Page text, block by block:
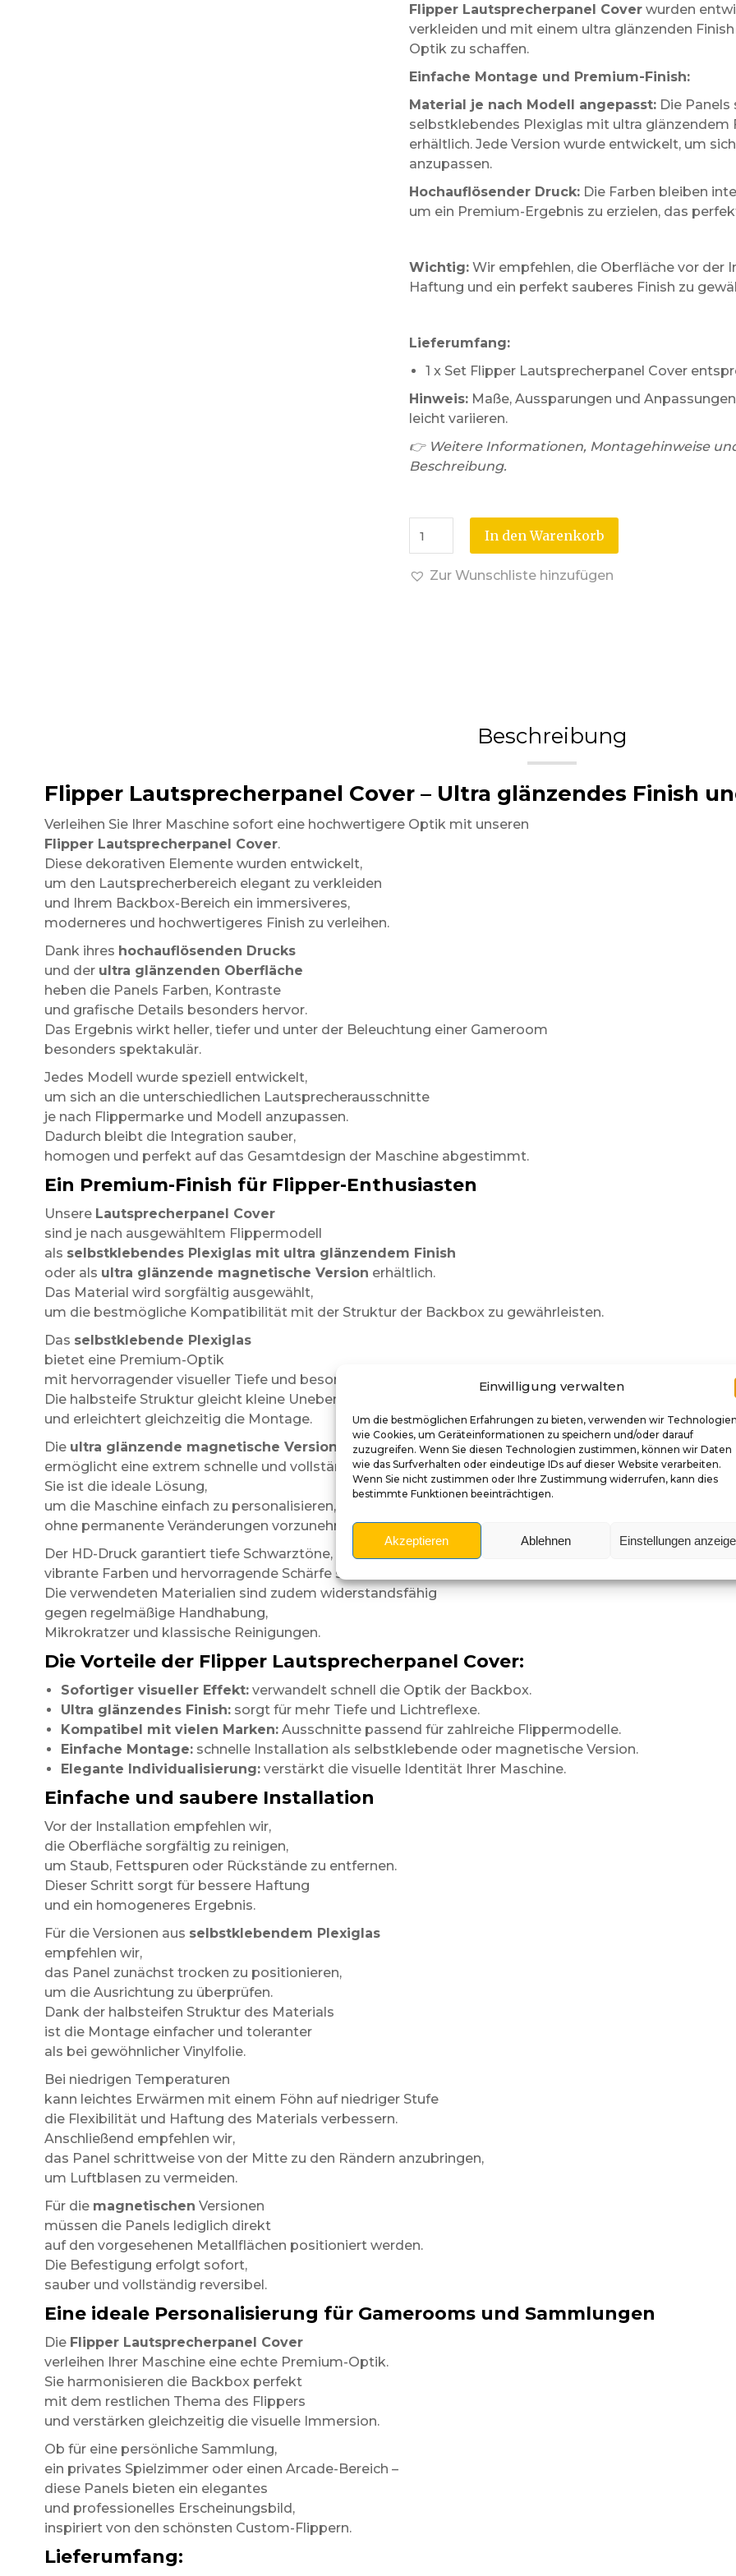
Einwilligung verwalten
Um die bestmöglichen Erfahrungen zu bieten, verwenden wir
wie Cookies, um Geräteinformationen zu speichern und/oder darauf
zuzugreifen. Wenn Sie diesen Technologien zustimmen, können wir Daten
wie das Surfverhalten oder eindeutige IDs auf dieser Website verarbeiten.
Wenn Sie nicht zustimmen oder Ihre Zustimmung widerrufen, kann dies
bestimmte Funktionen beeinträchtigen.
Akzeptieren Ablehnen Einstellungen
Flipper Lautsprecherpanel Coverwurden
verkleiden und mit einem ultra glänzenden
Optik zu schaffen.
Einfache Montage und Premium-Finish:
Material je nach Modell angepasst:Die Panels
selbstklebendes Plexiglas mit ultra glänzendem
erhältlich. Jede Version wurde entwickelt, um
anzupassen.
Hochauflösender Druck:Die Farben bleiben
um ein Premium-Ergebnis zu erzielen, das
Wichtig:Wir empfehlen, die Oberfläche vor der
Haftung und ein perfekt sauberes Finish zu
Lieferumfang:
1 x Set Flipper Lautsprecherpanel Cover
Hinweis:Maße, Aussparungen und
leicht variieren.
👉 Weitere Informationen, Montagehinweise
Beschreibung.
In den Warenkorb
Zur Wunschliste hinzufügen
Beschreibung
Flipper Lautsprecherpanel Cover – Ultra glänzendes Finish
Verleihen Sie Ihrer Maschine sofort eine hochwertigere Optik mit unseren
Flipper Lautsprecherpanel Cover.
Diese dekorativen Elemente wurden entwickelt,
um den Lautsprecherbereich elegant zu verkleiden
und Ihrem Backbox-Bereich ein immersiveres,
moderneres und hochwertigeres Finish zu verleihen.
Dank ihres hochauflösenden Drucks
und der ultra glänzenden Oberfläche
heben die Panels Farben, Kontraste
und grafische Details besonders hervor.
Das Ergebnis wirkt heller, tiefer und unter der Beleuchtung einer Gameroom
besonders spektakulär.
Jedes Modell wurde speziell entwickelt,
um sich an die unterschiedlichen Lautsprecherausschnitte
je nach Flippermarke und Modell anzupassen.
Dadurch bleibt die Integration sauber,
homogen und perfekt auf das Gesamtdesign der Maschine abgestimmt.
Ein Premium-Finish für Flipper-Enthusiasten
Unsere Lautsprecherpanel Cover
sind je nach ausgewähltem Flippermodell
als selbstklebendes Plexiglas mit ultra glänzendem Finish
oder als ultra glänzende magnetische Version erhältlich.
Das Material wird sorgfältig ausgewählt,
um die bestmögliche Kompatibilität mit der Struktur der Backbox zu gewährleisten.
Das selbstklebende Plexiglas
bietet eine Premium-Optik
mit hervorragender visueller Tiefe und besonders eleganten Lichtreflexen.
Die halbsteife Struktur gleicht kleine Unebenheiten besser aus
und erleichtert gleichzeitig die Montage.
Die ultra glänzende magnetische Version
ermöglicht eine extrem schnelle und vollständig reversible Installation.
Sie ist die ideale Lösung,
um die Maschine einfach zu personalisieren,
ohne permanente Veränderungen vorzunehmen.
Der HD-Druck garantiert tiefe Schwarztöne,
vibrante Farben und hervorragende Schärfe selbst aus kurzer Distanz.
Die verwendeten Materialien sind zudem widerstandsfähig
gegen regelmäßige Handhabung,
Mikrokratzer und klassische Reinigungen.
Die Vorteile der Flipper Lautsprecherpanel Cover:
Sofortiger visueller Effekt:verwandelt schnell die Optik der Backbox.
Ultra glänzendes Finish:sorgt für mehr Tiefe und Lichtreflexe.
Kompatibel mit vielen Marken:Ausschnitte passend für zahlreiche Flippermodelle.
Einfache Montage:schnelle Installation als selbstklebende oder magnetische Version.
Elegante Individualisierung:verstärkt die visuelle Identität Ihrer Maschine.
Einfache und saubere Installation
Vor der Installation empfehlen wir,
die Oberfläche sorgfältig zu reinigen,
um Staub, Fettspuren oder Rückstände zu entfernen.
Dieser Schritt sorgt für bessere Haftung
und ein homogeneres Ergebnis.
Für die Versionen aus selbstklebendem Plexiglas
empfehlen wir,
das Panel zunächst trocken zu positionieren,
um die Ausrichtung zu überprüfen.
Dank der halbsteifen Struktur des Materials
ist die Montage einfacher und toleranter
als bei gewöhnlicher Vinylfolie.
Bei niedrigen Temperaturen
kann leichtes Erwärmen mit einem Föhn auf niedriger Stufe
die Flexibilität und Haftung des Materials verbessern.
Anschließend empfehlen wir,
das Panel schrittweise von der Mitte zu den Rändern anzubringen,
um Luftblasen zu vermeiden.
Für die magnetischen Versionen
müssen die Panels lediglich direkt
auf den vorgesehenen Metallflächen positioniert werden.
Die Befestigung erfolgt sofort,
sauber und vollständig reversibel.
Eine ideale Personalisierung für Gamerooms und Sammlungen
Die Flipper Lautsprecherpanel Cover
verleihen Ihrer Maschine eine echte Premium-Optik.
Sie harmonisieren die Backbox perfekt
mit dem restlichen Thema des Flippers
und verstärken gleichzeitig die visuelle Immersion.
Ob für eine persönliche Sammlung,
ein privates Spielzimmer oder einen Arcade-Bereich –
diese Panels bieten ein elegantes
und professionelles Erscheinungsbild,
inspiriert von den schönsten Custom-Flippern.
Lieferumfang: